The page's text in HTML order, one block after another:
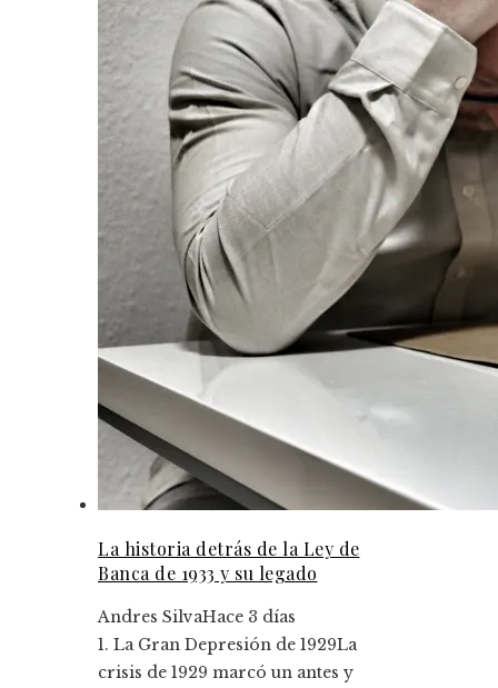
La historia detrás de la Ley de
Banca de 1933 y su legado
Andres SilvaHace 3 días
1. La Gran Depresión de 1929La
crisis de 1929 marcó un antes y